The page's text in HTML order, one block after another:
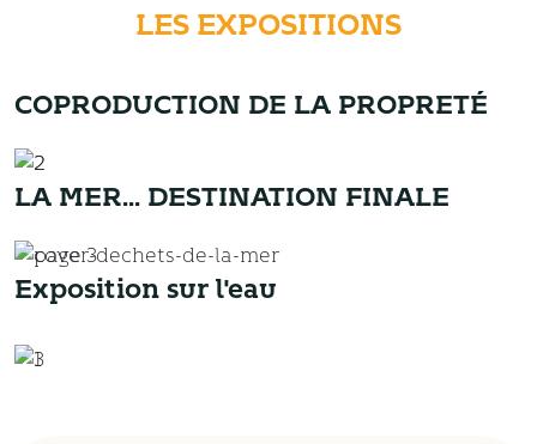
LES EXPOSITIONS
COPRODUCTION DE LA PROPRETÉ
LA MER... DESTINATION FINALE
Exposition sur l'eau